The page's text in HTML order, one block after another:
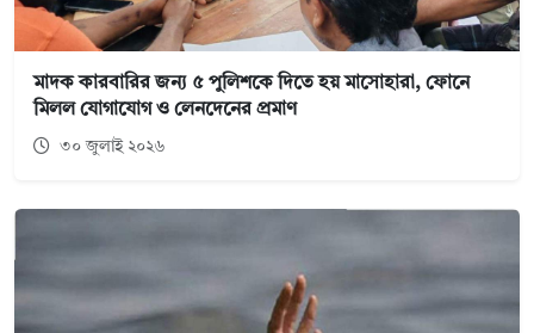
মাদক কারবারির জন্য ৫ পুলিশকে দিতে হয় মাসোহারা, ফোনে
মিলল যোগাযোগ ও লেনদেনের প্রমাণ
৩০ জুলাই ২০২৬